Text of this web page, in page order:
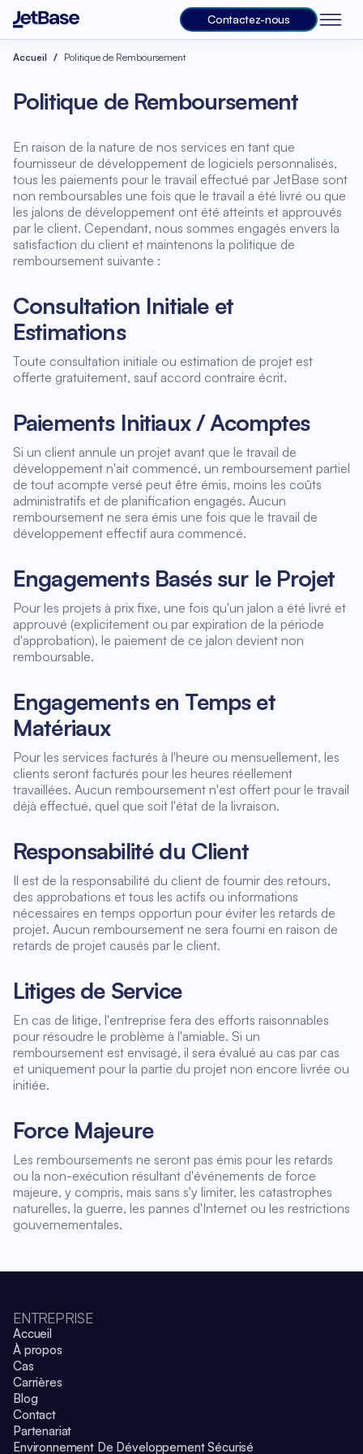
Contactez-nous
Accueil Politique de Remboursement
Politique de Remboursement
En raison de la nature de nos services en tant que
fournisseur de développement de logiciels personnalisés,
tous les paiements pour le travail effectué par JetBase sont
non remboursables une fois que le travail a été livré ou que
les jalons de développement ont été atteints et approuvés
par le client. Cependant, nous sommes engagés envers la
satisfaction du client et maintenons la politique de
remboursement suivante :
Consultation Initiale et
Estimations
Toute consultation initiale ou estimation de projet est
offerte gratuitement, sauf accord contraire écrit.
Paiements Initiaux / Acomptes
Si un client annule un projet avant que le travail de
développement n'ait commencé, un remboursement partiel
de tout acompte versé peut être émis, moins les coûts
administratifs et de planification engagés. Aucun
remboursement ne sera émis une fois que le travail de
développement effectif aura commencé.
Engagements Basés sur le Projet
Pour les projets à prix fixe, une fois qu'un jalon a été livré et
approuvé (explicitement ou par expiration de la période
d'approbation), le paiement de ce jalon devient non
remboursable.
Engagements en Temps et
Matériaux
Pour les services facturés à l'heure ou mensuellement, les
clients seront facturés pour les heures réellement
travaillées. Aucun remboursement n'est offert pour le travail
déjà effectué, quel que soit l'état de la livraison.
Responsabilité du Client
Il est de la responsabilité du client de fournir des retours,
des approbations et tous les actifs ou informations
nécessaires en temps opportun pour éviter les retards de
projet. Aucun remboursement ne sera fourni en raison de
retards de projet causés par le client.
Litiges de Service
En cas de litige, l'entreprise fera des efforts raisonnables
pour résoudre le problème à l'amiable. Si un
remboursement est envisagé, il sera évalué au cas par cas
et uniquement pour la partie du projet non encore livrée ou
initiée.
Force Majeure
Les remboursements ne seront pas émis pour les retards
ou la non-exécution résultant d'événements de force
majeure, y compris, mais sans s'y limiter, les catastrophes
naturelles, la guerre, les pannes d'Internet ou les restrictions
gouvernementales.
ENTREPRISE
Accueil
À propos
Cas
Carrières
Blog
Contact
Partenariat
Environnement De Développement Sécurisé